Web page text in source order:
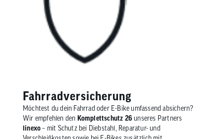
Fahrradversicherung
Möchtest du dein Fahrrad oder E-Bike umfassend absichern?
Wir empfehlen den Komplettschutz 26 unseres Partners
linexo– mit Schutz bei Diebstahl, Reparatur- und